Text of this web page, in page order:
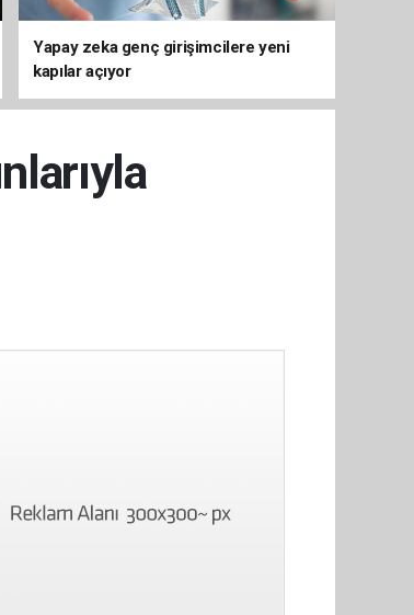
Yapay zeka genç girişimcilere yeni
kapılar açıyor